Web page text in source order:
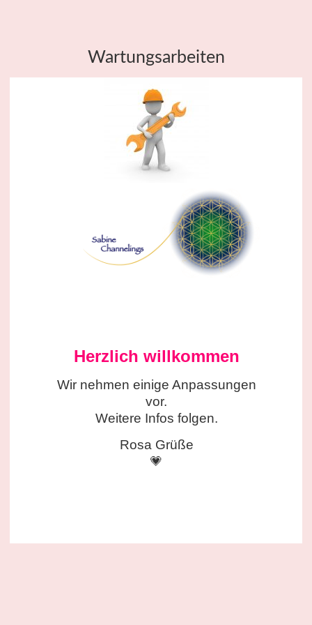
Wartungsarbeiten
Herzlich willkommen
Wir nehmen einige Anpassungen
vor.
Weitere Infos folgen.
Rosa Grüße
💗